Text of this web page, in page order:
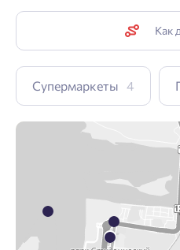
Как
Супермаркеты 4